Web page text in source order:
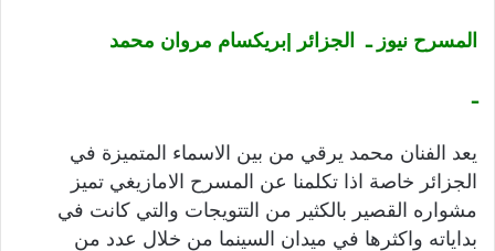
المسرح نيوز ـ الجزائر |بريكسام مروان محمد
ـ
يعد الفنان محمد يرقي من بين الاسماء المتميزة في
الجزائر خاصة اذا تكلمنا عن المسرح الامازيغي تميز
مشواره القصير بالكثير من التتويجات والتي كانت في
بداياته واكثرها في ميدان السينما من خلال عدد من